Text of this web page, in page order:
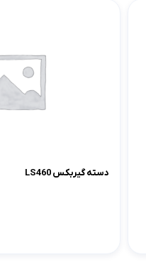
دسته گیربکس LS460